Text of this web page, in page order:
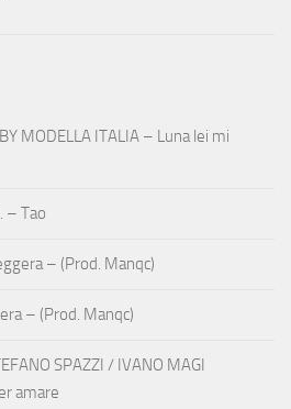
MODELLA ITALIA – Luna lei mi
– Tao
– (Prod. Manqc)
– (Prod. Manqc)
SPAZZI / IVANO MAGI
amare